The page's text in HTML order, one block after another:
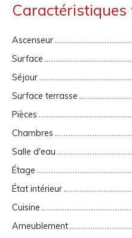
Caractéristiques
Ascenseur
Surface
Séjour
Surface terrasse
Pièces
Chambres
Salle d'eau
Étage
État intérieur
Cuisine
Ameublement